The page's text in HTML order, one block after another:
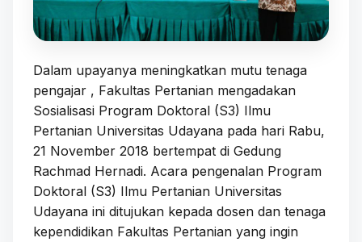
Dalam upayanya meningkatkan mutu tenaga
pengajar , Fakultas Pertanian mengadakan
Sosialisasi Program Doktoral (S3) Ilmu
Pertanian Universitas Udayana pada hari Rabu,
21 November 2018 bertempat di Gedung
Rachmad Hernadi. Acara pengenalan Program
Doktoral (S3) Ilmu Pertanian Universitas
Udayana ini ditujukan kepada dosen dan tenaga
kependidikan Fakultas Pertanian yang ingin